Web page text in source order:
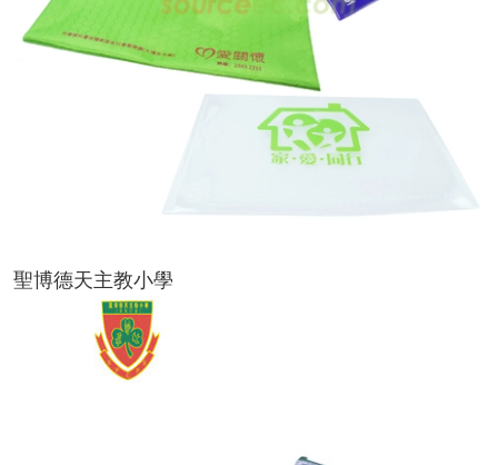
聖博德天主教小學